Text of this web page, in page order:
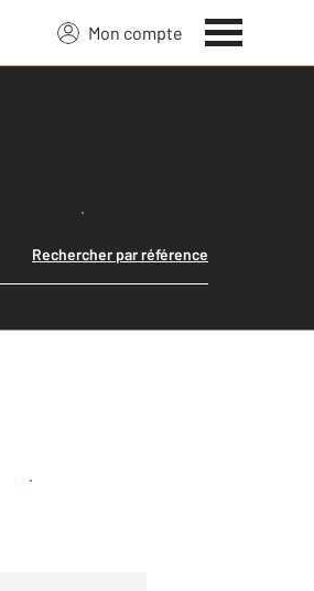
Mon compte
Lancer ma recherche
Rechercher par référence
Créer une alerte